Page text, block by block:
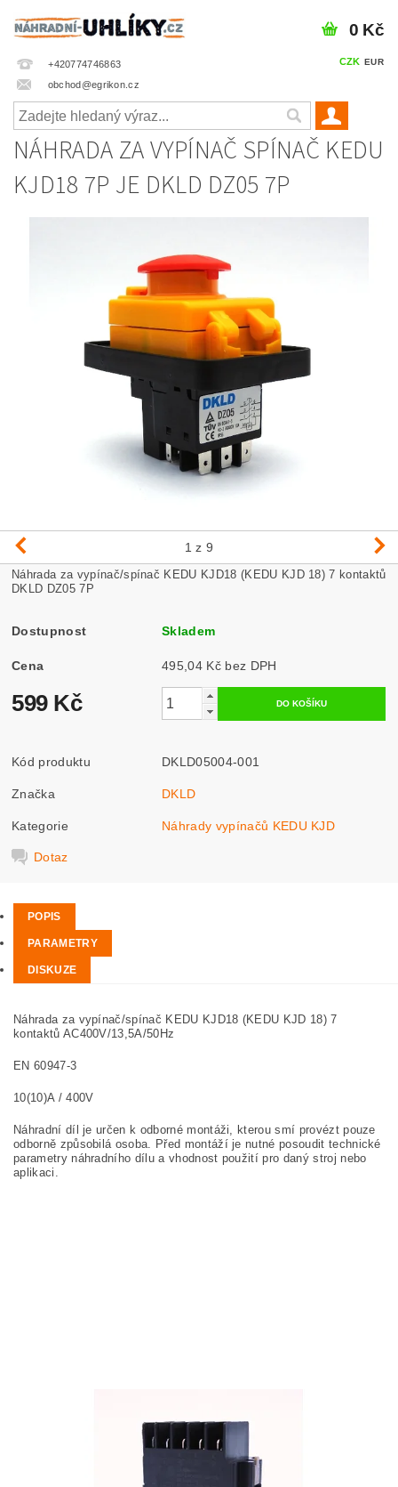
+420774746863
obchod@egrikon.cz
CZK EUR
0 Kč
NÁHRADA ZA VYPÍNAČ SPÍNAČ KEDU
KJD18 7P JE DKLD DZ05 7P
1 z 9
Náhrada za vypínač/spínač KEDU KJD18 (KEDU KJD 18) 7 kontaktů
DKLD DZ05 7P
Dostupnost Skladem
Cena 495,04 Kč bez DPH
599 Kč
Kód produktu DKLD05004-001
Značka DKLD
Kategorie Náhrady vypínačů KEDU KJD
Dotaz
POPIS
PARAMETRY
DISKUZE
Náhrada za vypínač/spínač KEDU KJD18 (KEDU KJD 18) 7
kontaktů AC400V/13,5A/50Hz
EN 60947-3
10(10)A / 400V
Náhradní díl je určen k odborné montáži, kterou smí provézt pouze
odborně způsobilá osoba. Před montáží je nutné posoudit technické
parametry náhradního dílu a vhodnost použití pro daný stroj nebo
aplikaci.